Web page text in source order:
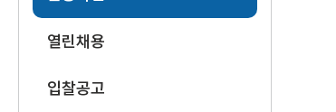
열린채용
입찰공고